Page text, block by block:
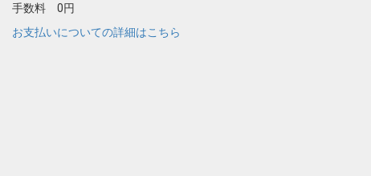
手数料 0円
お支払いについての詳細はこちら